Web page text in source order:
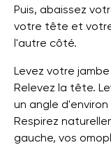
Puis, abaissez
votre tête et
l'autre côté.
Levez votre
Relevez la tête.
un angle
Respirez
gauche, vos